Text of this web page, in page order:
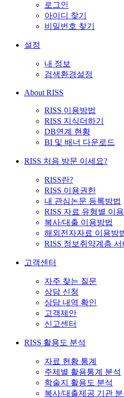
로그인
아이디 찾기
비밀번호 찾기
설정
내 정보
검색환경설정
About RISS
RISS 이용방법
RISS 지식더하기
DB연계 현황
BI 및 배너 다운로드
RISS 처음 방문 이세요?
RISS란?
RISS 이용권한
내 관심논문 등록방법
RISS 자료 유형별 이
복사/대출 이용방법
해외전자자료 이용방
RISS 정보취약계층
고객센터
자주 찾는 질문
상담 신청
상담 내역 확인
고객제안
신고센터
RISS 활용도 분석
자료 현황 통계
주제별 활용통계 분석
학술지 활용도 분석
복사/대출제공 기관 분